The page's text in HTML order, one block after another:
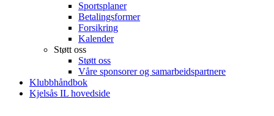
Sportsplaner
Betalingsformer
Forsikring
Kalender
Støtt oss
Støtt oss
Våre sponsorer og samarbeidspartnere
Klubbhåndbok
Kjelsås IL hovedside